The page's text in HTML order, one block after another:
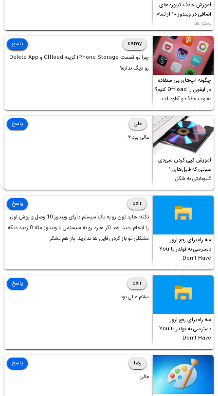
آموزش حذف کیبوردهای
اضافی در ویندوز ۱۰ از تمام
بخش‌ها
چگونه اپ‌های بی‌استفاده
در آیفون را Offload کنیم؟
تفاوت حذف و آفلود اپ
چیست؟
samy
چرا تو قسمت iPhone Storage گزینه Offload و Delete App
رو دیگ نداره؟
پاسخ
آموزش کپی کردن سی‌دی
صوتی که فایل‌های ۱
کیلوبایتی به شکل
شورت‌کات در آن موجود
است!
علی
عالی بود⚘
پاسخ
سه راه برای رفع ارور
دسترسی به فولدر یا You
Don’t Have
Permission to
Access this folder
exir
نکته: هارد تون رو به یک سیستم دارای ویندوز 10 وصل و روش اول
را انجام بدید. بعد اگر هارد رو به سیستمی با ویندوز مثلا 8 زدید دیگه
مشکلی تو باز کردن فایل ها ندارید. باز هم تشکر
پاسخ
سه راه برای رفع ارور
دسترسی به فولدر یا You
Don’t Have
Permission to
Access this folder
exir
سلام عالی بود.
پاسخ
رضا
عالی
پاسخ